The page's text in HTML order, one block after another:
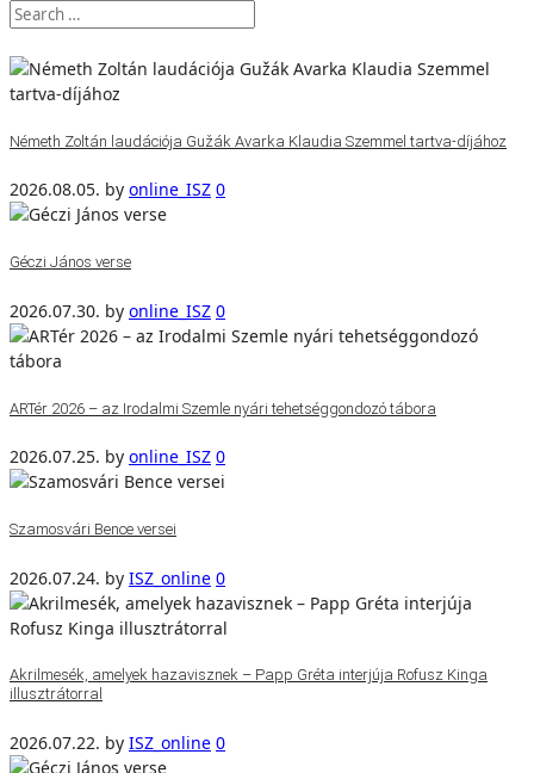
Németh Zoltán laudációja Gužák Avarka Klaudia Szemmel tartva-díjához
2026.08.05. by online_ISZ 0
Géczi János verse
2026.07.30. by online_ISZ 0
ARTér 2026 – az Irodalmi Szemle nyári tehetséggondozó tábora
2026.07.25. by online_ISZ 0
Szamosvári Bence versei
2026.07.24. by ISZ_online 0
Akrilmesék, amelyek hazavisznek – Papp Gréta interjúja Rofusz Kinga
illusztrátorral
2026.07.22. by ISZ_online 0